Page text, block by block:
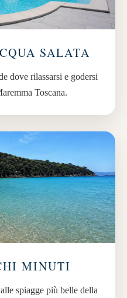
SALATA
dove rilassarsi e godersi
Toscana.
MINUTI
spiagge più belle della